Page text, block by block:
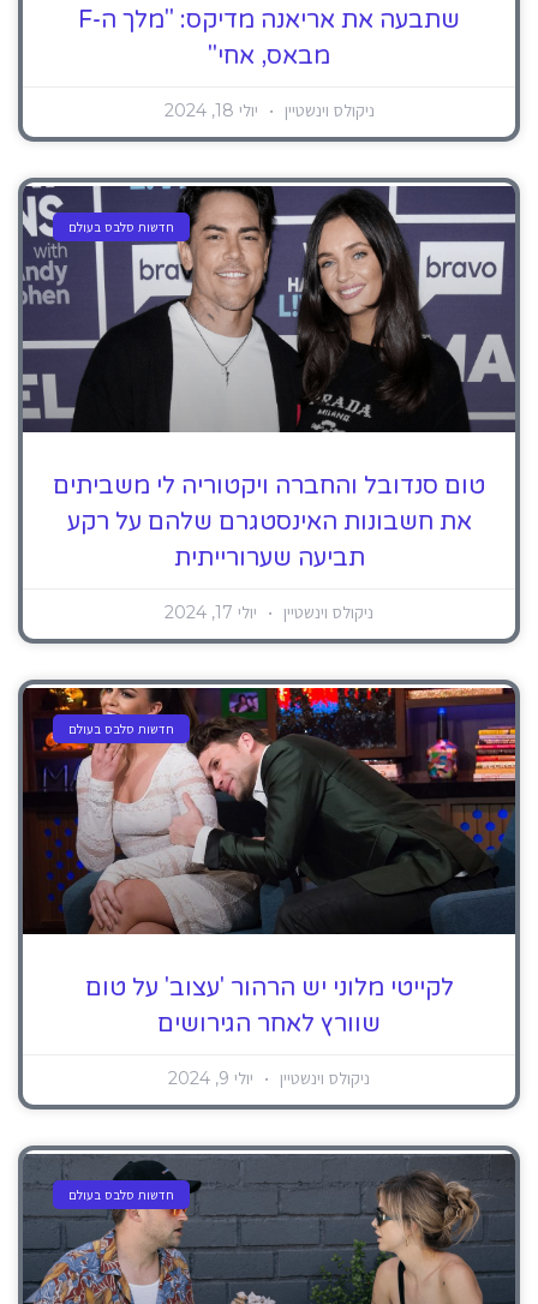
שתבעה את אריאנה מדיקס: "מלך ה-F
מבאס, אחי"
ניקולס וינשטיין יולי 18, 2024
חדשות סלבס בעולם
טום סנדובל והחברה ויקטוריה לי משביתים
את חשבונות האינסטגרם שלהם על רקע
תביעה שערורייתית
ניקולס וינשטיין יולי 17, 2024
חדשות סלבס בעולם
לקייטי מלוני יש הרהור 'עצוב' על טום
שוורץ לאחר הגירושים
ניקולס וינשטיין יולי 9, 2024
חדשות סלבס בעולם